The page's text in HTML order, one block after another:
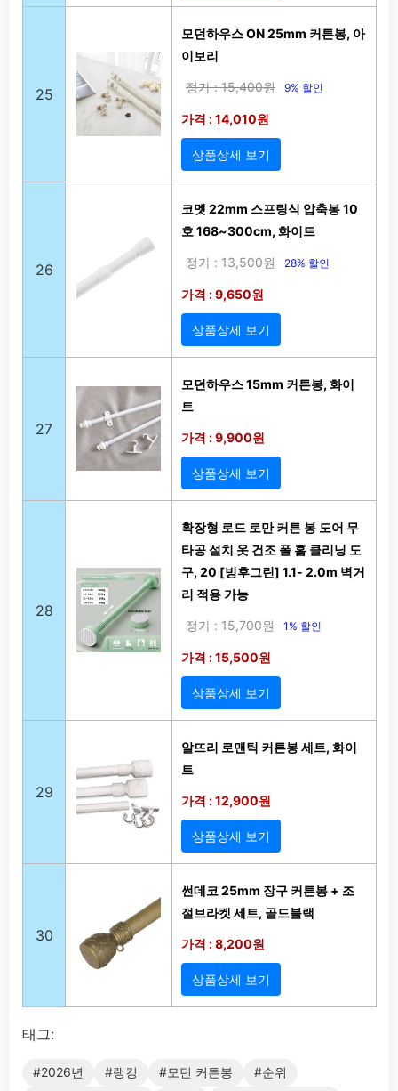
25
모던하우스 ON 25mm 커튼봉, 아
이보리
정가 : 15,400원 9% 할인
가격 : 14,010원
상품상세 보기
26
코멧 22mm 스프링식 압축봉 10
호 168~300cm, 화이트
정가 : 13,500원 28% 할인
가격 : 9,650원
상품상세 보기
27
모던하우스 15mm 커튼봉, 화이
트
가격 : 9,900원
상품상세 보기
28
확장형 로드 로만 커튼 봉 도어 무
타공 설치 옷 건조 폴 홈 클리닝 도
구, 20 [빙후그린] 1.1- 2.0m 벽거
리 적용 가능
정가 : 15,700원 1% 할인
가격 : 15,500원
상품상세 보기
29
알뜨리 로맨틱 커튼봉 세트, 화이
트
가격 : 12,900원
상품상세 보기
30
썬데코 25mm 장구 커튼봉 + 조
절브라켓 세트, 골드블랙
가격 : 8,200원
상품상세 보기
태그:
#2026년 #랭킹 #모던 커튼봉 #순위